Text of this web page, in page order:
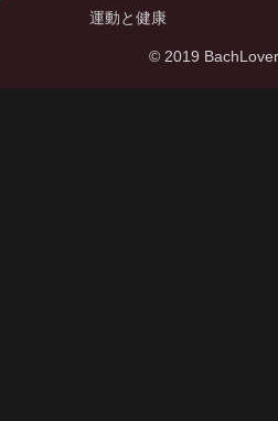
運動と健康
© 2019